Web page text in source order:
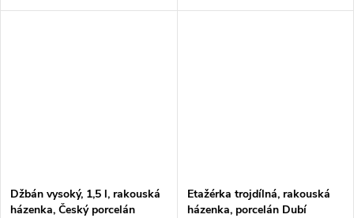
je v dekoru rakouské házenky.
z kvalitního českého porcelánu.
Džbán vysoký, 1,5 l, rakouská
házenka, Český porcelán
Etažérka trojdílná, rakouská
házenka, porcelán Dubí